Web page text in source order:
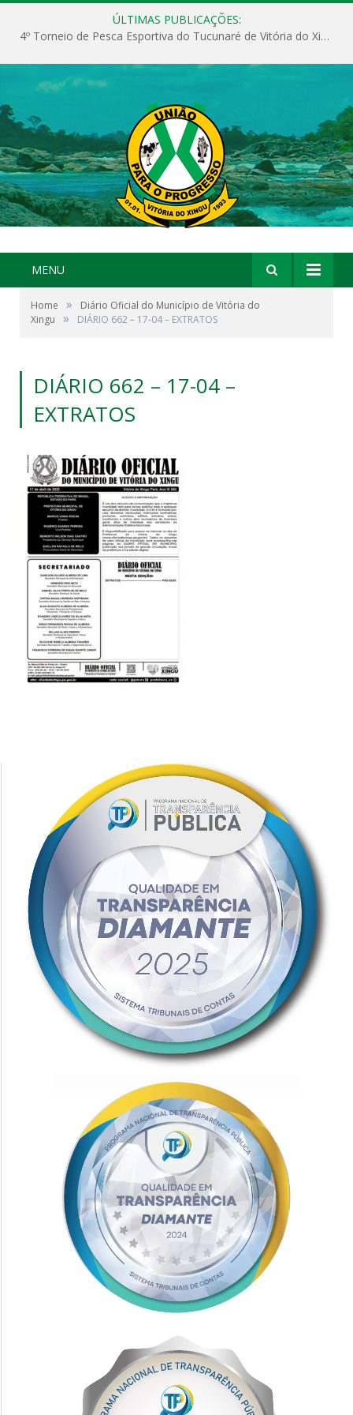
ÚLTIMAS PUBLICAÇÕES:
4º Torneio de Pesca Esportiva do Tucunaré de Vitória do Xingu
MENU
Home »
Diário Oficial do Município de Vitória do
Xingu
» DIÁRIO 662 – 17-04 – EXTRATOS
DIÁRIO 662 – 17-04 –
EXTRATOS